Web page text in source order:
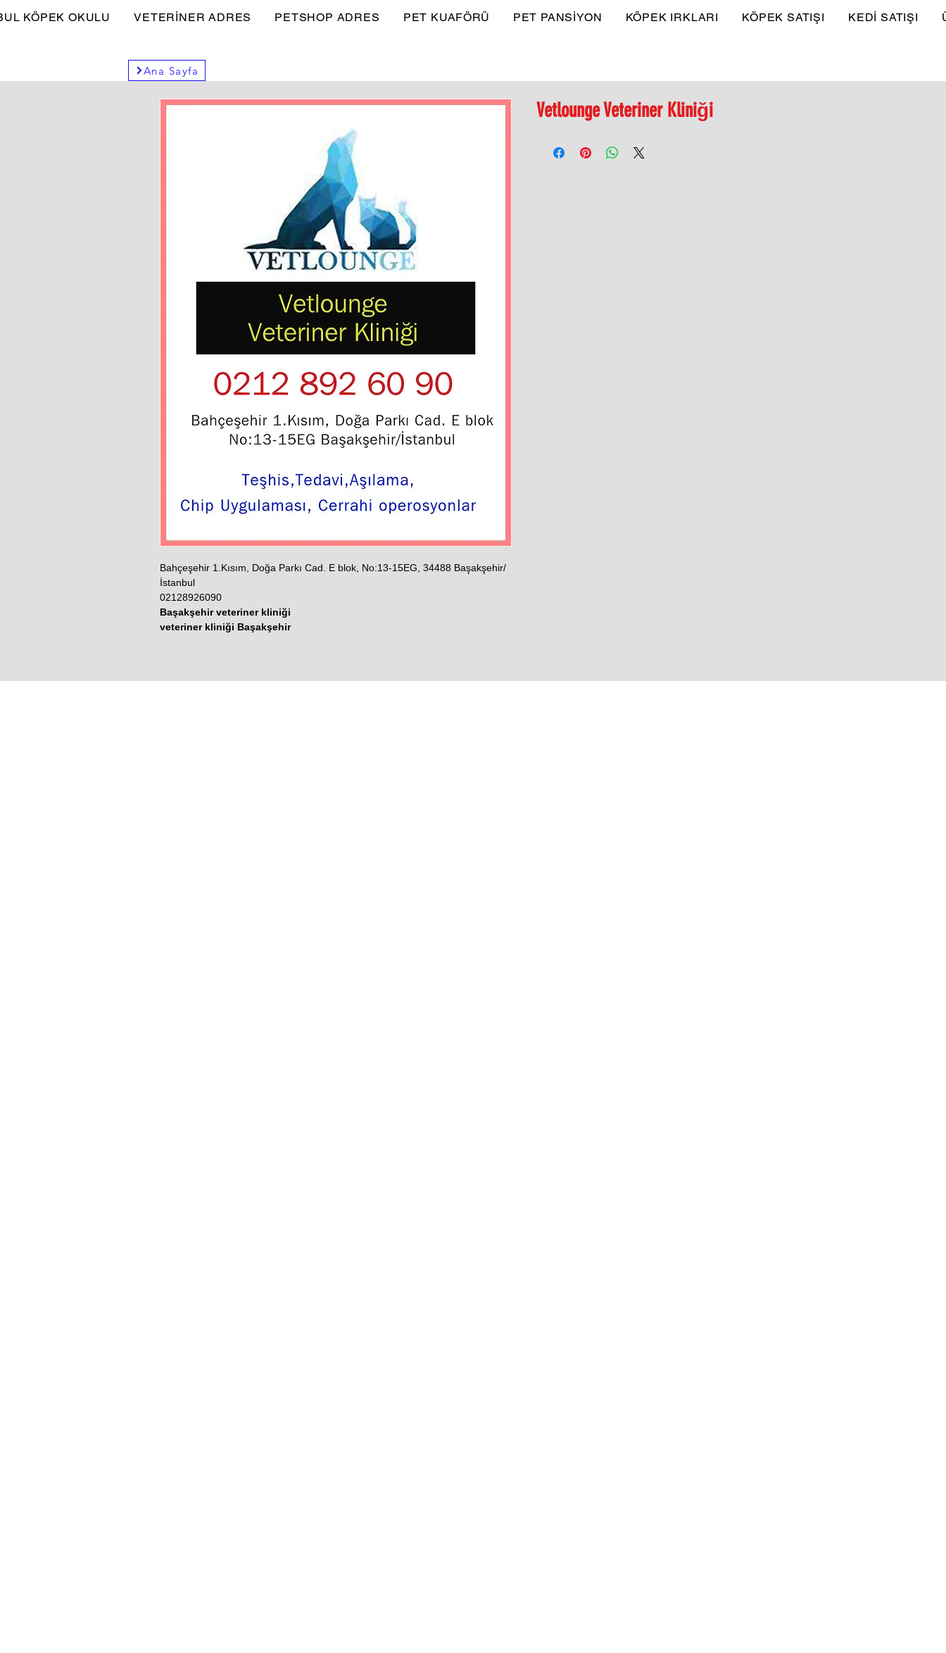
KÖPEK OKULU VETERİNER ADRES PETSHOP ADRES PET KUAFÖRÜ PET PANSİYON KÖPEK IRKLARI KÖPEK SATIŞI KEDİ SATIŞI
Ana Sayfa
Bahçeşehir 1.Kısım, Doğa Parkı Cad. E blok, No:13-15EG, 34488 Başakşehir/
İstanbul
02128926090
Başakşehir veteriner kliniği
veteriner kliniği Başakşehir
Vetlounge Veteriner Kliniği